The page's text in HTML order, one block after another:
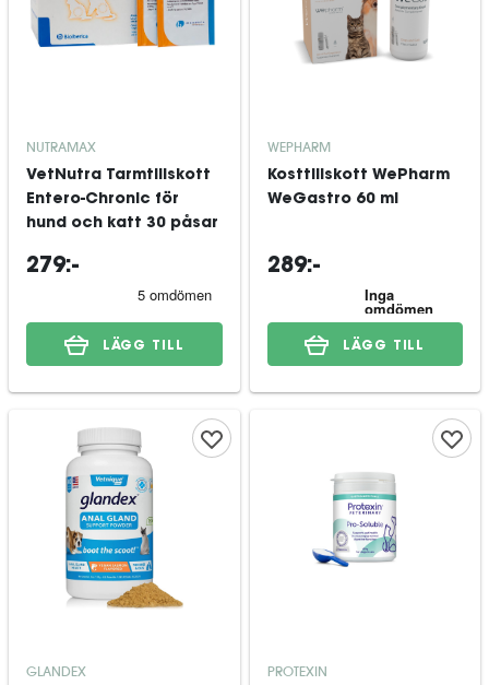
NUTRAMAX
VetNutra Tarmtillskott
Entero-Chronic för
hund och katt 30 påsar
279:-
LÄGG TILL
WEPHARM
Kosttillskott WePharm
WeGastro 60 ml
289:-
LÄGG TILL
GLANDEX PROTEXIN